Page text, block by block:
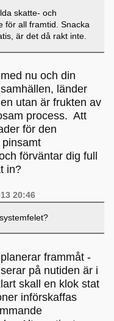
skatte- och
för all framtid. Snacka
är det då rakt inte.
nu och din
länder
utan är frukten av
process. Att
för den
förväntar dig full
in?
20:46
frammåt -
på nutiden är i
skall en klok stat
införskaffas